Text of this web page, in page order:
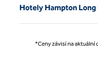
Hotely Hampton
*Ceny závisí na aktuální